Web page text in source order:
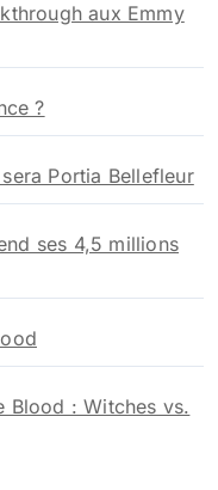
aux Emmy
?
Portia Bellefleur
ses 4,5 millions
Blood : Witches vs.